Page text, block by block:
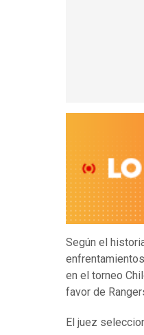
Según el
en el torneo
favor de
El juez